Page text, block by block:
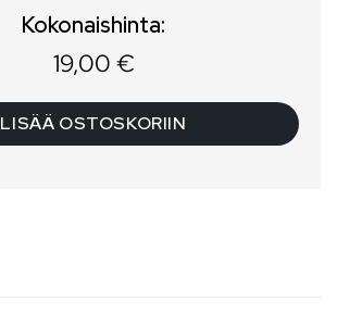
Kokonaishinta:
19,00 €
LISÄÄ OSTOSKORIIN